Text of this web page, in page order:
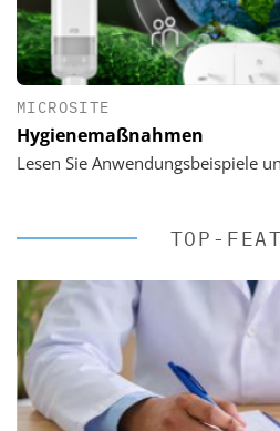
MICROSITE
Hygienemaßnahmen
Lesen Sie Anwendungsbeispiele
TOP-